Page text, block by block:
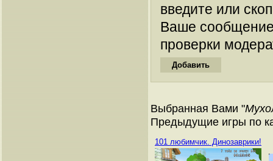
введите или
Ваше
проверки
Выбранная Вами "
Предыдущие игры по
101 любимчик. Динозаврики!